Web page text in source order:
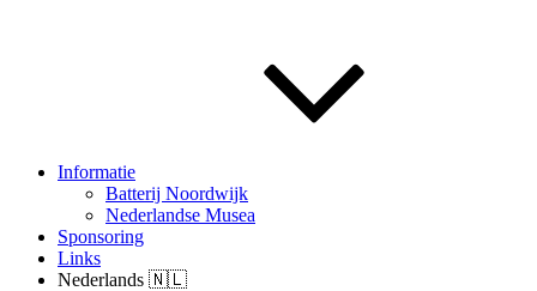
Informatie
Batterij Noordwijk
Nederlandse Musea
Sponsoring
Links
Nederlands 🇳🇱